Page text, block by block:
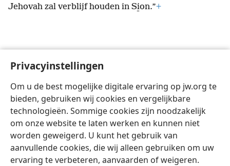
Privacyinstellingen
Om u de best mogelijke digitale ervaring op jw.org te
bieden, gebruiken wij cookies en vergelijkbare
technologieën. Sommige cookies zijn noodzakelijk
om onze website te laten werken en kunnen niet
worden geweigerd. U kunt het gebruik van
aanvullende cookies, die wij alleen gebruiken om uw
ervaring te verbeteren, aanvaarden of weigeren.
Jehovah zal verblijf houden in Si̱on.”+
Nederlands Instellingen
Copyright © 2026 Watch Tower Bible and Tract Society of Pennsylvania
Gebruiksvoorwaarden Privacybeleid
JW.ORG
Inloggen